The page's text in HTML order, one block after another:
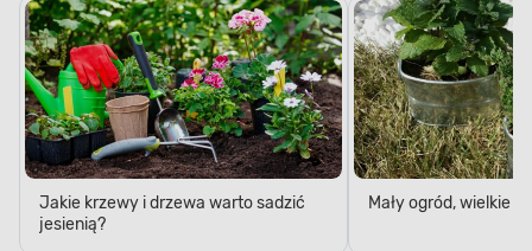
Jakie krzewy i drzewa warto sadzić
jesienią?
Mały ogród, wielkie